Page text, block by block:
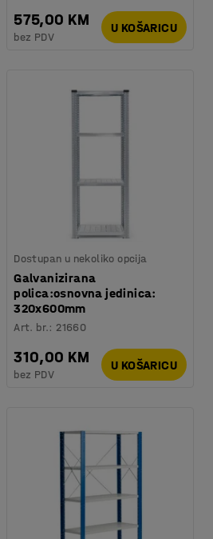
575,00 KM
bez PDV
U KOŠARICU
Dostupan u nekoliko opcija
Galvanizirana
polica:osnovna jedinica:
320x600mm
Art. br.: 21660
310,00 KM
bez PDV
U KOŠARICU